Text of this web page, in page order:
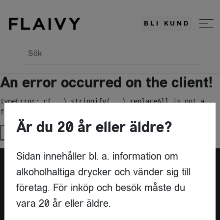
BLI KUND
Sök
An error occurred on the client!
TypeError: c(...).stringify(...).replaceAll is not a
function
Try again
Är du leverantör?
Är du 20 år eller äldre?
Sidan innehåller bl. a. information om
alkoholhaltiga drycker och vänder sig till
företag. För inköp och besök måste du
vara 20 år eller äldre.